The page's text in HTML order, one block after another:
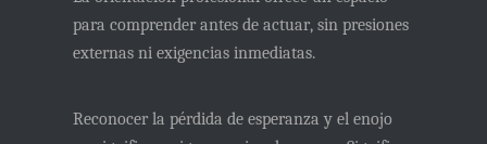
paracomprender antes de actuar, sin presiones
externas ni exigencias inmediatas.
Reconocer la pérdida de esperanza y el enojo